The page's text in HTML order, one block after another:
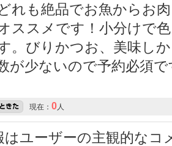
れも絶品でお魚からお
ススメです！小分けで
。びりかつお、美味し
が少ないので予約必須
現在： 0 人
ユーザーの主観的なコ